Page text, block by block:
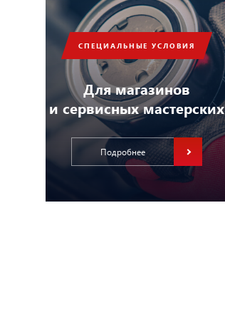
СПЕЦИАЛЬНЫЕ УСЛОВИЯ
Для магазинов
и сервисных мастерских
Подробнее